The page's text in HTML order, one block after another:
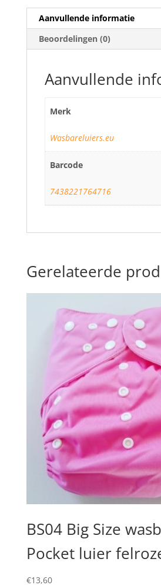
Aanvullende informatie
Beoordelingen (0)
Aanvullende
Merk
Wasbareluiers.eu
Barcode
7438221764716
Gerelateerde
BS04 Big Size
Pocket luier
€13,60